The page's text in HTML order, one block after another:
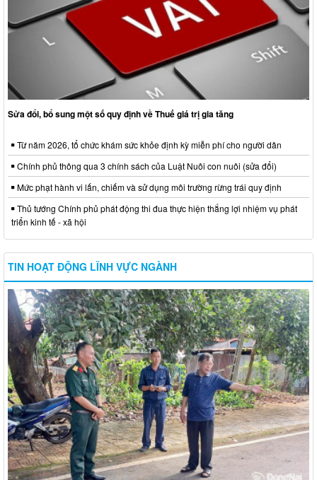
Sửa đổi, bổ sung một số quy định về Thuế giá trị gia tăng
Từ năm 2026, tổ chức khám sức khỏe định kỳ miễn phí cho người dân
Chính phủ thông qua 3 chính sách của Luật Nuôi con nuôi (sửa đổi)
Mức phạt hành vi lấn, chiếm và sử dụng môi trường rừng trái quy định
Thủ tướng Chính phủ phát động thi đua thực hiện thắng lợi nhiệm vụ phát
triển kinh tế - xã hội
TIN HOẠT ĐỘNG LĨNH VỰC NGÀNH